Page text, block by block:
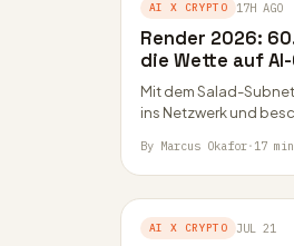
AI X CRYPTO 17H AGO
Render 2026:
die Wette auf
Mit dem Salad-
ins Netzwerk und
Compute-Kurs für
By Marcus Okafor· 17
AI X CRYPTO JUL 21